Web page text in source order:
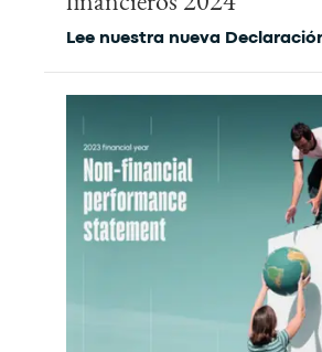
Lee nuestra nueva